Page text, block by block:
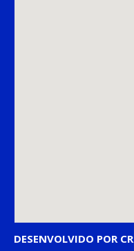
DESENVOLVIDO POR